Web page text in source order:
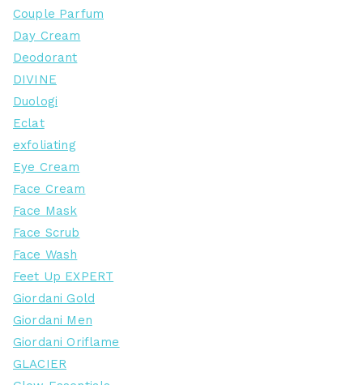
Couple Parfum
Day Cream
Deodorant
DIVINE
Duologi
Eclat
exfoliating
Eye Cream
Face Cream
Face Mask
Face Scrub
Face Wash
Feet Up EXPERT
Giordani Gold
Giordani Men
Giordani Oriflame
GLACIER